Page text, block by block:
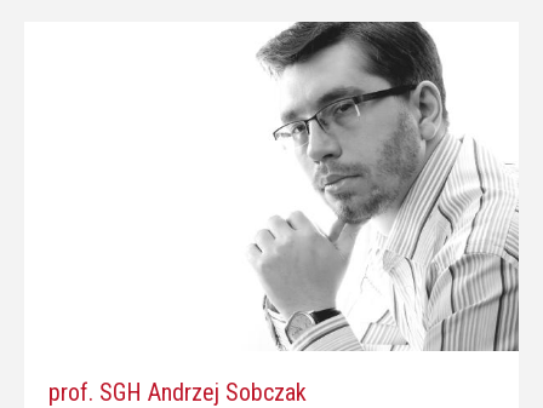
prof. SGH Andrzej Sobczak